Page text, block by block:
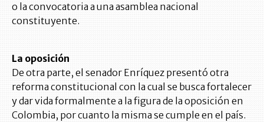
o la convocatoria a una asamblea nacional
constituyente.
La oposición
De otra parte, el senador Enríquez presentó otra
reforma constitucional con la cual se busca fortalecer
y dar vida formalmente a la figura de la oposición en
Colombia, por cuanto la misma se cumple en el país.